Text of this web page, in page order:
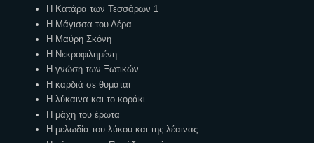
Η Κατάρα των Τεσσάρων 1
Η Μάγισσα του Αέρα
Η Μαύρη Σκόνη
Η Νεκροφιλημένη
Η γνώση των Ξωτικών
Η καρδιά σε θυμάται
Η λύκαινα και το κοράκι
Η μάχη του έρωτα
Η μελωδία του λύκου και της λέαινας